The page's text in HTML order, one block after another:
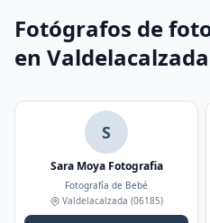
Fotógrafos de
en Valdelacalzada
S
Sara Moya Fotografia
Fotografía de Bebé
Valdelacalzada (06185)